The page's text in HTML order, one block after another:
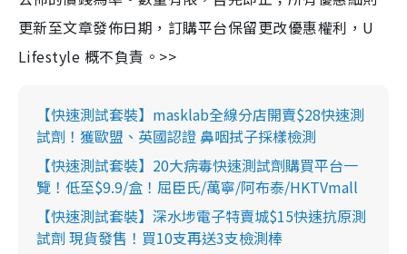
更新至文章發佈日期，訂購平台保留更改優惠權利，U
Lifestyle 概不負責。>>
【快速測試套裝】masklab全線分店開賣$28快速測
試劑！獲歐盟、英國認證 鼻咽拭子採樣檢測
【快速測試套裝】20大病毒快速測試劑購買平台一
覽！低至$9.9/盒！屈臣氏/萬寧/阿布泰/HKTVmall
【快速測試套裝】深水埗電子特賣城$15快速抗原測
試劑 現貨發售！買10支再送3支檢測棒